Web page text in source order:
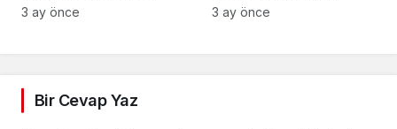
3 ay önce 3 ay önce
Bir Cevap Yaz